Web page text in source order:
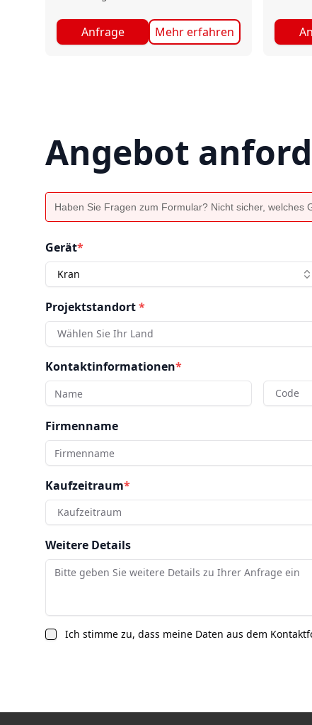
Anfrage Mehr erfahren
Angebot
Haben Sie Fragen zum Formular? Nicht sicher, welches
Gerät*
Kran
Projektstandort*
Wählen Sie Ihr Land
Kontaktinformationen*
Code
Firmenname
Kaufzeitraum*
Kaufzeitraum
Weitere Details
Ich stimme zu, dass meine Daten aus dem